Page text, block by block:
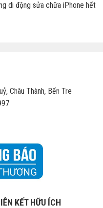
di động sửa chữa iPhone hết
Châu Thành, Bến Tre
KẾT HỮU ÍCH